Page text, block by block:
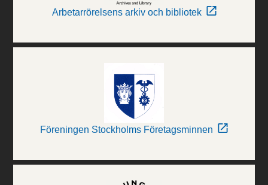
Arbetarrörelsens arkiv och bibliotek
Föreningen Stockholms Företagsminnen